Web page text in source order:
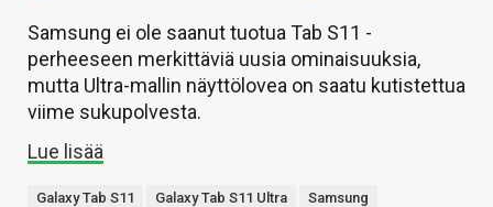
Samsung ei ole saanut tuotua Tab S11 -
perheeseen merkittäviä uusia ominaisuuksia,
mutta Ultra-mallin näyttölovea on saatu kutistettua
viime sukupolvesta.
Lue lisää
Galaxy Tab S11 Galaxy Tab S11 Ultra Samsung